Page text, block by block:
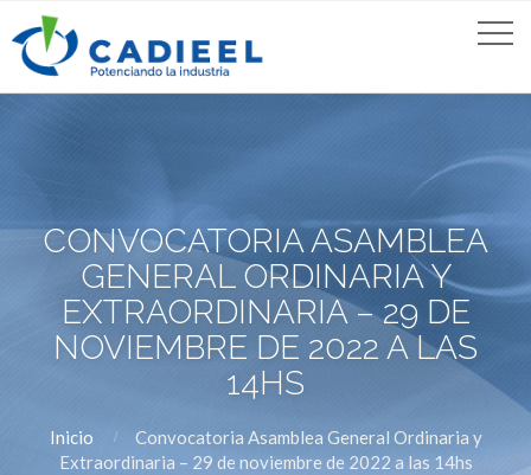
CONVOCATORIA ASAMBLEA
GENERAL ORDINARIA Y
EXTRAORDINARIA – 29 DE
NOVIEMBRE DE 2022 A LAS
14HS
Inicio
Convocatoria Asamblea General Ordinaria y
Extraordinaria – 29 de noviembre de 2022 a las 14hs